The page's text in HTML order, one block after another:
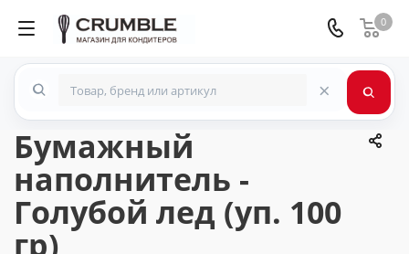
0
×
Бумажный
наполнитель -
Голубой лед (уп. 100
гр)